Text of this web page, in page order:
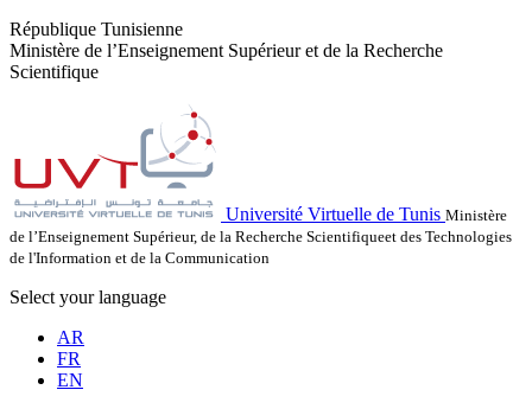
République Tunisienne
Ministère de l’Enseignement Supérieur et de la Recherche
Scientifique
Université Virtuelle de Tunis Ministère
de l’Enseignement Supérieur, de la Recherche Scientifiqueet des Technologies
de l'Information et de la Communication
Select your language
AR
FR
EN